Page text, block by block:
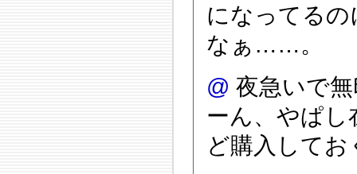
になってる
なぁ……。
@ 夜急いで
ーん、やぱ
ど購入してお